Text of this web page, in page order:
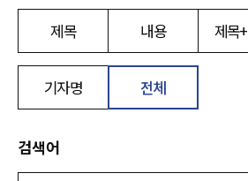
제목 내용 제목
기자명 전체
검색어